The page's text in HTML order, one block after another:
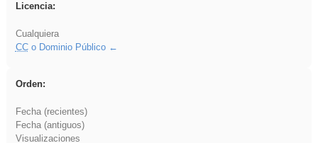
Licencia:
Cualquiera
CCo Dominio Público
Orden:
Fecha (recientes)
Fecha (antiguos)
Visualizaciones